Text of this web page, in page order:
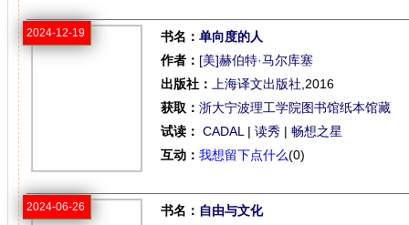
2024-12-19 书名： 单向度的人
作者： [美]赫伯特·马尔库塞
出版社：
上海译文出版社 ,2016
获取： 浙大宁波理工学院图书馆纸本馆藏
试读： CADAL | 读秀 | 畅想之星
互动： 我想留下点什么(0)
2024-06-26 书名： 自由与文化